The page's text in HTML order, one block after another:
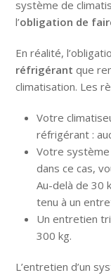
système de
l’obligation de
En réalité,
réfrigérant que
climatisation. Les
Votre
réfrigérant :
Votre
dans ce cas,
Au-delà de 30
tenu à un
Un entretien
300 kg.
L’entretien d’un